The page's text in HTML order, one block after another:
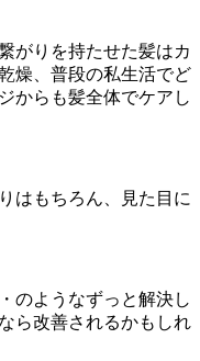
がりを持たせた髪はカ
燥、普段の私生活でど
からも髪全体でケアし
はもちろん、見た目に
のようなずっと解決し
ら改善されるかもしれ